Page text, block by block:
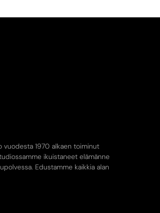
vuodesta 1970 alkaen toiminut
ikuistaneet elämänne
Edustamme kaikkia alan